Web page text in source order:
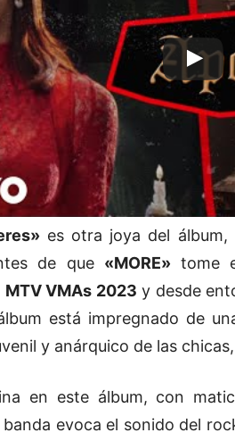
es otra joya del álbum,
de que «MORE»tome
MTV VMAs 2023 y desde
está impregnado de
y anárquico de las
en este álbum, con
banda evoca el sonido del